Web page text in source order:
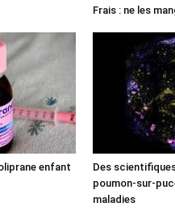
Frais : ne les
enfant
Des
poumon-sur-
maladies